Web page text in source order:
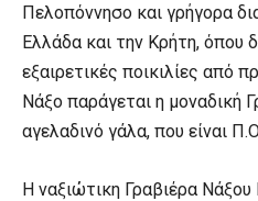
Πελοπόννησο και γρήγορα
Ελλάδα και την Κρήτη, όπου
εξαιρετικές ποικιλίες από
Νάξο παράγεται η μοναδική
αγελαδινό γάλα, που είναι
Η ναξιώτικη Γραβιέρα